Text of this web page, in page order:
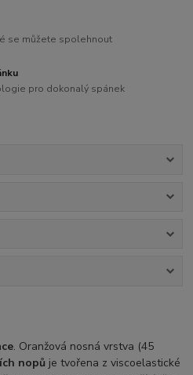
se můžete spolehnout
pro dokonalý spánek
. Oranžová nosná vrstva (45
nopů je tvořena z viscoelastické